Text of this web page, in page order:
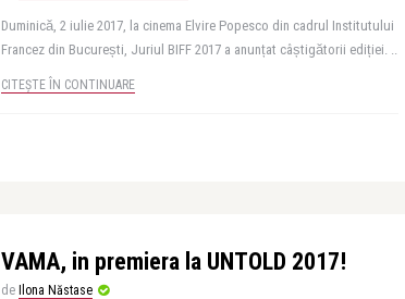
Duminică, 2 iulie 2017, la cinema Elvire Popesco din cadrul Institutului
Francez din București, Juriul BIFF 2017 a anunțat câștigătorii ediției. ..
CITEȘTE ÎN CONTINUARE
VAMA, in premiera la UNTOLD 2017!
de Ilona Năstase